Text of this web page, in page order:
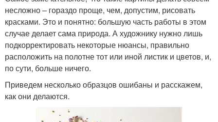
несложно – гораздо проще, чем, допустим, рисовать
красками. Это и понятно: большую часть работы в этом
случае делает сама природа. А художнику нужно лишь
подкорректировать некоторые нюансы, правильно
расположить на полотне тот или иной листик и цветов, и,
по сути, больше ничего.
Приведем несколько образцов ошибаны и расскажем,
как они делаются.